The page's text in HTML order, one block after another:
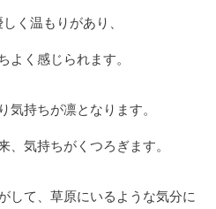
く温もりがあり、
よく感じられます。
気持ちが凛となります。
、気持ちがくつろぎます。
して、草原にいるような気分に